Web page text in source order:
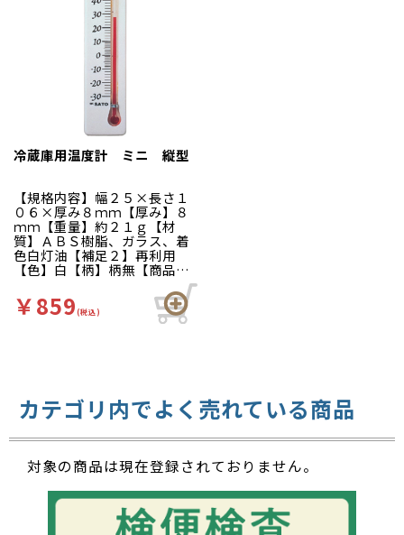
冷蔵庫用温度計 ミニ 縦型
【規格内容】幅２５×長さ１
０６×厚み８ｍｍ【厚み】８
ｍｍ【重量】約２１ｇ【材
質】ＡＢＳ樹脂、ガラス、着
色白灯油【補足２】再利用
【色】白【柄】柄無【商品特
徴】適温がひと目でわかる冷
凍冷蔵庫用温度計です。※測
定範囲：－３０～＋５０度
￥859(税込)
カテゴリ内でよく売れている商品
対象の商品は現在登録されておりません。